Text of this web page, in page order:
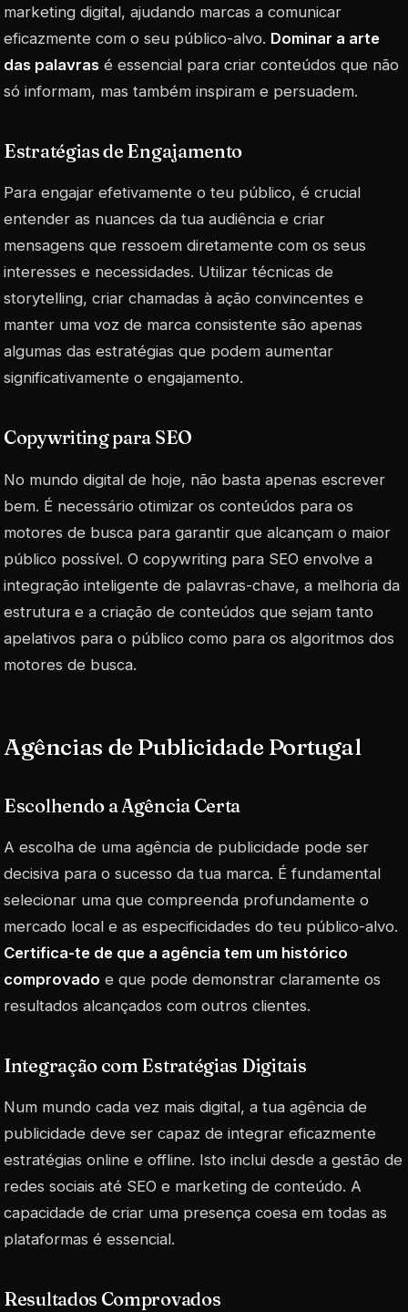
marketing digital, ajudando marcas a comunicar
eficazmente com o seu público-alvo. Dominar a arte
das palavras é essencial para criar conteúdos que não
só informam, mas também inspiram e persuadem.
Estratégias de Engajamento
Para engajar efetivamente o teu público, é crucial
entender as nuances da tua audiência e criar
mensagens que ressoem diretamente com os seus
interesses e necessidades. Utilizar técnicas de
storytelling, criar chamadas à ação convincentes e
manter uma voz de marca consistente são apenas
algumas das estratégias que podem aumentar
significativamente o engajamento.
Copywriting para SEO
No mundo digital de hoje, não basta apenas escrever
bem. É necessário otimizar os conteúdos para os
motores de busca para garantir que alcançam o maior
público possível. O copywriting para SEO envolve a
integração inteligente de palavras-chave, a melhoria da
estrutura e a criação de conteúdos que sejam tanto
apelativos para o público como para os algoritmos dos
motores de busca.
Agências de Publicidade Portugal
Escolhendo a Agência Certa
A escolha de uma agência de publicidade pode ser
decisiva para o sucesso da tua marca. É fundamental
selecionar uma que compreenda profundamente o
mercado local e as especificidades do teu público-alvo.
Certifica-te de que a agência tem um histórico
comprovado e que pode demonstrar claramente os
resultados alcançados com outros clientes.
Integração com Estratégias Digitais
Num mundo cada vez mais digital, a tua agência de
publicidade deve ser capaz de integrar eficazmente
estratégias online e offline. Isto inclui desde a gestão de
redes sociais até SEO e marketing de conteúdo. A
capacidade de criar uma presença coesa em todas as
plataformas é essencial.
Resultados Comprovados